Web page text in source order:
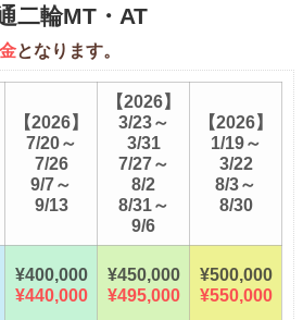
二輪MT・AT
となります。
【2026】
7/20～
7/26
9/7～
9/13
【2026】
3/23～
3/31
7/27～
8/2
8/31～
9/6
【2026】
1/19～
3/22
8/3～
8/30
¥400,000
¥440,000
¥450,000
¥495,000
¥500,000
¥550,000